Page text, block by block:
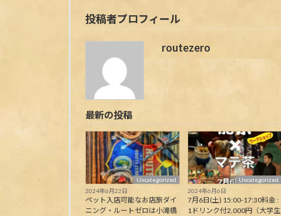
投稿者プロフィール
routezero
最新の投稿
Uncategorized
2024年6月22日
ペット入店可能なお店旅ダイ
ニング・ルートゼロは小滝橋
Uncategorized
2024年6月6日
7月6日(土) 15:00-17:30料金 :
1ドリンク付2,000円（大学生